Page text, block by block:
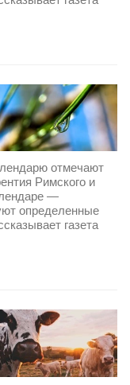
отмечают
Римского и
—
определенные
газета